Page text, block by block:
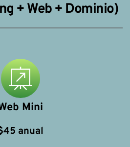
+ Web + Dominio)
Mini
anual